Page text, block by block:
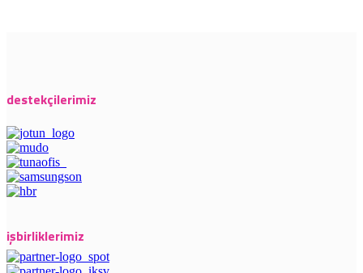
destekçilerimiz
işbirliklerimiz